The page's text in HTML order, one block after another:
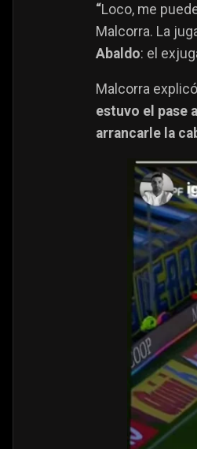
“Loco, me
Malcorra. La
Abaldo: el
Malcorra
estuvo el pase
arrancarle la